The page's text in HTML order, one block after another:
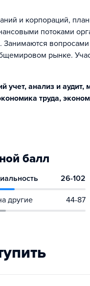
и корпораций,
потоками
Занимаются
рынке.
учет, анализ и
труда,
балл
26-102
другие 44-87